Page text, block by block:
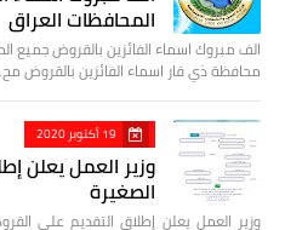
المحافظات العراق
الف مبروك اسماء الفائزين بالقروض جميع
محافظة ذي قار اسماء الفائزين بالقروض
19 أكتوبر 2020
وزير العمل يعلن
الصغيرة
وزير العمل يعلن إطلاق التقديم على